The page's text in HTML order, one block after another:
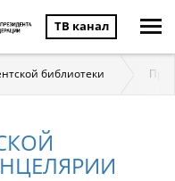
ТВ канал
библиотеки